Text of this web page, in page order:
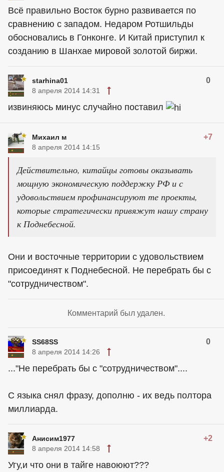
Всё правильно Восток бурно развивается по
сравнению с западом. Недаром Ротшильды
обосновались в Гонконге. И Китай приступил к
созданию в Шанхае мировой золотой биржи.
starhina01 0
8 апреля 2014 14:31
извиняюсь минус случайно поставил
Михаил м +7
8 апреля 2014 14:15
Действительно, китайцы готовы оказывать
мощную экономическую поддержку РФ и с
удовольствием профинансируют те проекты,
которые стратегически привяжут нашу страну
к Поднебесной.
Они и восточные территории с удовольствием
присоединят к Поднебесной. Не перебрать бы с
"сотрудничеством".
Комментарий был удален.
SS68SS 0
8 апреля 2014 14:26
..."Не перебрать бы с "сотрудничеством"....
С языка снял фразу, дополню - их ведь полтора
миллиарда.
Анисим1977 +2
8 апреля 2014 14:58
Угу,и что они в тайге навоюют???